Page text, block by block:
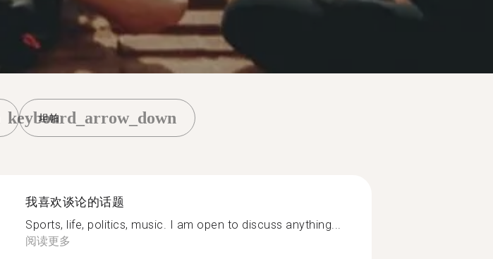
坦帕
keyboard_arrow_down
我喜欢谈论的话题
Sports, life, politics, music. I am open to discuss anything...
阅读更多